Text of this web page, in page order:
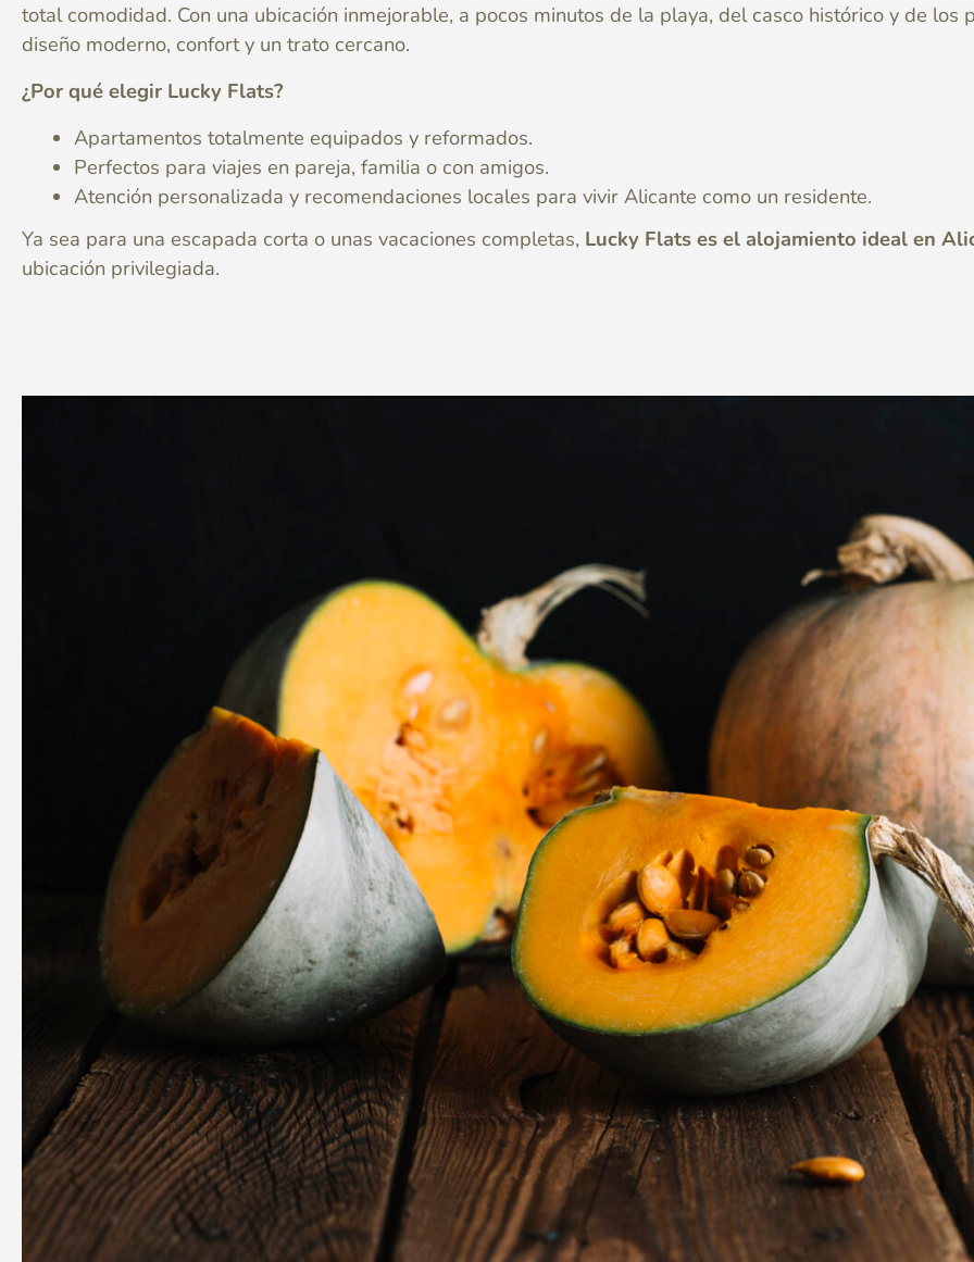
total comodidad. Con una ubicación inmejorable, a pocos minutos de la playa, del casco histórico y de
diseño moderno, confort y un trato cercano.
¿Por qué elegir Lucky Flats?
Apartamentos totalmente equipados y reformados.
Perfectos para viajes en pareja, familia o con amigos.
Atención personalizada y recomendaciones locales para vivir Alicante como un residente.
Ya sea para una escapada corta o unas vacaciones completas, Lucky Flats es el alojamiento ideal en
ubicación privilegiada.